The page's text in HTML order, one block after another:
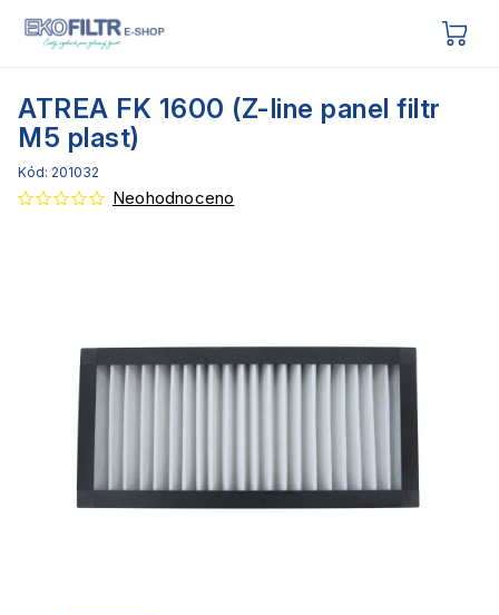
ATREA FK 1600 (Z-line panel filtr
M5 plast)
Kód: 201032
Neohodnoceno